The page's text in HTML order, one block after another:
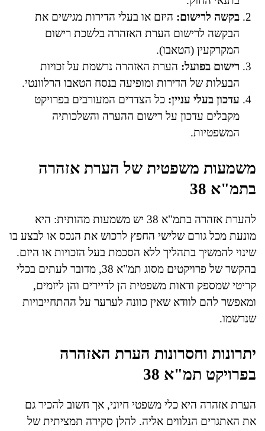
בקשה לרישום: היזם או בעלי הדירות מגישים את
הבקשה לרישום הערת האזהרה בלשכת רישום
המקרקעין (הטאבו).
רישום בפועל: הערת האזהרה נרשמת על זכויות
הבעלות של הדירות ומופיעה בנסח הטאבו הרלוונטי.
עדכון בעלי עניין: כל הצדדים המעורבים בפרויקט
מקבלים עדכון על רישום ההערה והשלכותיה
המשפטיות.
משמעות משפטית של הערת אזהרה
בתמ"א 38
להערת אזהרה בתמ"א 38 יש משמעות מהותית: היא
מונעת מכל גורם שלישי החפץ לרכוש את הנכס או לבצע בו
שינוי להמשיך בתהליך ללא הסכמת בעל הזכויות או היזם.
בהקשר של פרויקטים מסוג תמ"א 38, מדובר לעתים בכלי
קריטי שמספק ודאות משפטית הן לדיירים והן ליזמים,
ומאפשר להם לוודא שאין כוונה לערער על ההתחייבויות
שנרשמו.
יתרונות וחסרונות הערת האזהרה
בפרויקט תמ"א 38
הערת אזהרה היא כלי משפטי חיוני, אך חשוב להכיר גם
את האתגרים הנלווים אליה. להלן סקירה תמציתית של